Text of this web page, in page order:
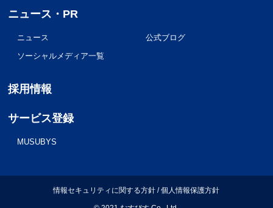
ニュース・PR
ニュース
公式ブログ
ソーシャルメディア一覧
採用情報
サービス登録
MUSUBYS
情報セキュリティに関する方針 / 個人情報保護方針